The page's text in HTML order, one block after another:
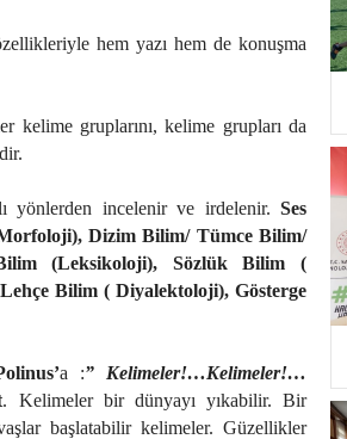
hem yazı hem de konuşma
kelime gruplarını, kelime grupları da
incelenir ve irdelenir. Ses
Dizim Bilim/ Tümce Bilim/
(Leksikoloji), Sözlük Bilim (
Bilim ( Diyalektoloji), Gösterge
a :” Kelimeler!…Kelimeler!…
. Kelimeler bir dünyayı yıkabilir. Bir
başlatabilir kelimeler. Güzellikler